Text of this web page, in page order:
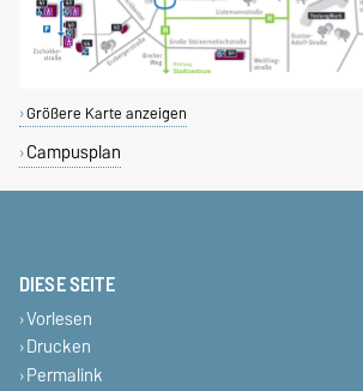
Größere Karte anzeigen
Campusplan
DIESE SEITE
Vorlesen
Drucken
Permalink